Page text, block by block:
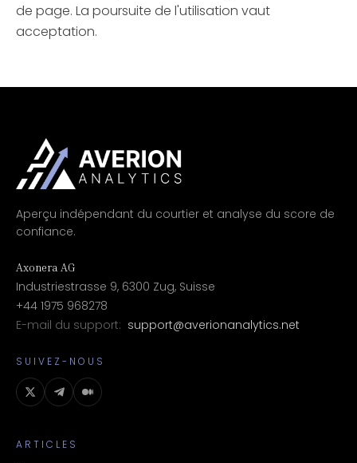
de page. La poursuite de l'utilisation vaut
acceptation.
Aperçu indépendant du courtier et analyse du score de
confiance.
Axonera AG
Industriestrasse 9, 6300 Zug, Suisse
+44 1975 968278
E-mail du support: support@averionanalytics.net
SUIVEZ-NOUS
ARTICLES